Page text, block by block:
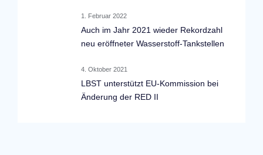
1. Februar 2022
Auch im Jahr 2021 wieder Rekordzahl
neu eröffneter Wasserstoff-Tankstellen
4. Oktober 2021
LBST unterstützt EU-Kommission bei
Änderung der RED II